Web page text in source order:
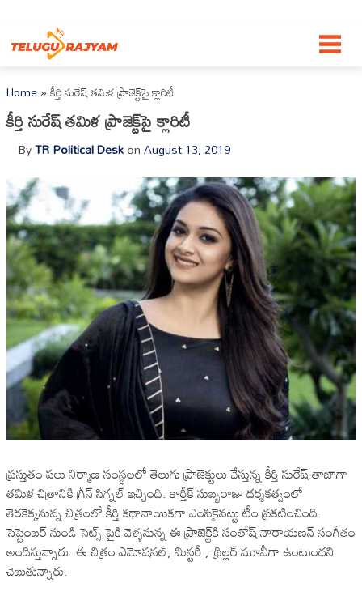
Home»కీర్తి సురేష్ త‌మిళ ప్రాజెక్ట్‌పై క్లారిటీ
కీర్తి సురేష్ త‌మిళ ప్రాజెక్ట్‌పై క్లారిటీ
ByTR Political DeskonAugust 13, 2019
ప్ర‌స్తుతం ప‌లు నిర్మాణ సంస్థ‌ల‌లో తెలుగు ప్రాజెక్టులు చేస్తున్న కీర్తి సురేష్ తాజాగా
త‌మిళ చిత్రానికి గ్రీన్ సిగ్న‌ల్ ఇచ్చింది. కార్తీక్ సుబ్బరాజు ద‌ర్శ‌క‌త్వంలో
తెర‌కెక్క‌నున్న చిత్రంలో కీర్తి క‌థానాయిక‌గా ఎంపికైన‌ట్టు టీం ప్ర‌కటించింది.
సెప్టెంబ‌ర్ నుండి సెట్స్ పైకి వెళ్ళ‌నున్న ఈ ప్రాజెక్ట్‌కి సంతోష్ నారాయ‌ణ‌న్ సంగీతం
అందిస్తున్నారు. ఈ చిత్రం ఎమోష‌న‌ల్‌, మిస్ట‌రీ , థ్రిల్ల‌ర్ మూవీగా ఉంటుంద‌ని
చెబుతున్నారు.